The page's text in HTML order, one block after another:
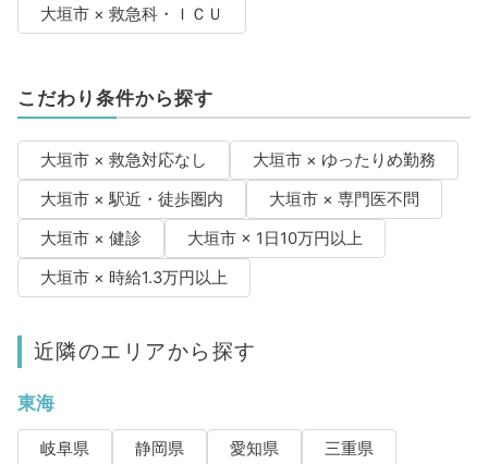
大垣市 × 救急科・ＩＣＵ
こだわり条件から探す
大垣市 × 救急対応なし
大垣市 × ゆったりめ勤務
大垣市 × 駅近・徒歩圏内
大垣市 × 専門医不問
大垣市 × 健診
大垣市 × 1日10万円以上
大垣市 × 時給1.3万円以上
近隣のエリアから探す
東海
岐阜県 静岡県 愛知県 三重県